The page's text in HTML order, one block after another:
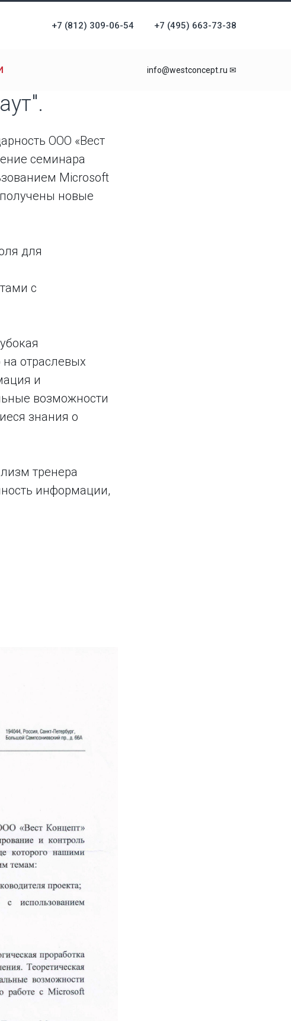
+7 (812) 309-06-54 +7 (495) 663-73-38
info@westconcept.ru ✉
ООО «Вест
семинара
Microsoft
новые
для
с
на отраслевых
и
возможности
знания о
тренера
информации,